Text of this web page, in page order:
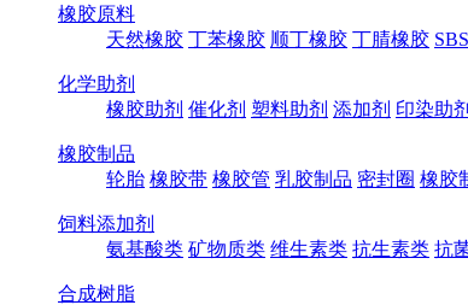
橡胶原料
天然橡胶 丁苯橡胶 顺丁橡胶 丁腈橡胶 SBS
化学助剂
橡胶助剂 催化剂 塑料助剂 添加剂 印染助剂
橡胶制品
轮胎 橡胶带 橡胶管 乳胶制品 密封圈 橡胶
饲料添加剂
氨基酸类 矿物质类 维生素类 抗生素类 抗
合成树脂